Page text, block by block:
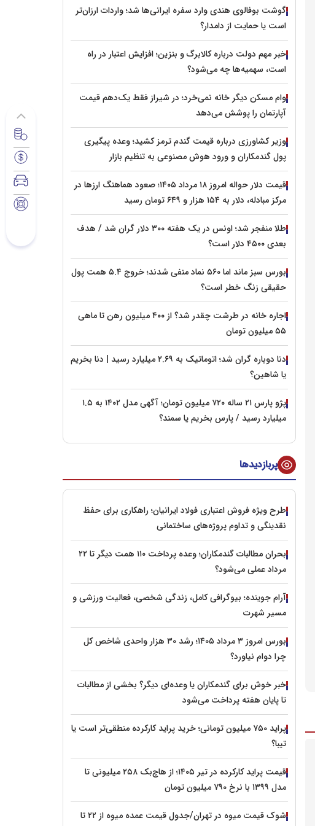
گوشت بوفالوی هندی وارد سفره ایرانی‌ها شد؛ واردات ارزان‌تر
است یا حمایت از دامدار؟
خبر مهم دولت درباره کالابرگ و بنزین؛ افزایش اعتبار در راه
است، سهمیه‌ها چه می‌شود؟
وام مسکن دیگر خانه نمی‌خرد؛ در شیراز فقط یک‌دهم قیمت
آپارتمان را پوشش می‌دهد
وزیر کشاورزی درباره قیمت گندم ترمز کشید؛ وعده پیگیری
پول گندمکاران و ورود هوش مصنوعی به تنظیم بازار
قیمت دلار حواله امروز ۱۸ مرداد ۱۴۰۵؛ صعود هماهنگ ارزها در
مرکز مبادله، دلار به ۱۵۴ هزار و ۶۴۹ تومان رسید
طلا منفجر شد؛ اونس در یک هفته ۳۰۰ دلار گران شد / هدف
بعدی ۴۵۰۰ دلار است؟
بورس سبز ماند اما ۵۶۰ نماد منفی شدند؛ خروج ۵.۴ همت پول
حقیقی زنگ خطر است؟
اجاره خانه در طرشت چقدر شد؟ از ۴۰۰ میلیون رهن تا ماهی
۵۵ میلیون تومان
دنا دوباره گران شد؛ اتوماتیک به ۲.۶۹ میلیارد رسید | دنا بخریم
یا شاهین؟
پژو پارس ۲۱ ساله ۷۲۰ میلیون تومان؛ آگهی مدل ۱۴۰۲ به ۱.۵
میلیارد رسید / پارس بخریم یا سمند؟
پربازدیدها
طرح ویژه فروش اعتباری فولاد ایرانیان؛ راهکاری برای حفظ
نقدینگی و تداوم پروژه‌های ساختمانی
بحران مطالبات گندمکاران؛ وعده پرداخت ۱۱۰ همت دیگر تا ۲۲
مرداد عملی می‌شود؟
آرام جوینده؛ بیوگرافی کامل، زندگی شخصی، فعالیت ورزشی و
مسیر شهرت
بورس امروز ۳ مرداد ۱۴۰۵؛ رشد ۳۰ هزار واحدی شاخص کل
چرا دوام نیاورد؟
خبر خوش برای گندمکاران یا وعده‌ای دیگر؟ بخشی از مطالبات
تا پایان هفته پرداخت می‌شود
پراید ۷۵۰ میلیون تومانی؛ خرید پراید کارکرده منطقی‌تر است یا
تیبا؟
قیمت پراید کارکرده در تیر ۱۴۰۵؛ از هاچ‌بک ۲۵۸ میلیونی تا
مدل ۱۳۹۹ با نرخ ۷۹۰ میلیون تومان
شوک قیمت میوه در تهران/جدول قیمت عمده میوه از ۲۲ تا